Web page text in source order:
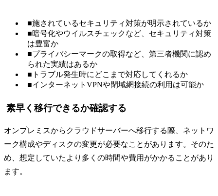
■施されているセキュリティ対策が明示されているか
■暗号化やウイルスチェックなど、セキュリティ対策
は豊富か
■プライバシーマークの取得など、第三者機関に認め
られた実績はあるか
■トラブル発生時にどこまで対応してくれるか
■インターネットVPNや閉域網接続の利用は可能か
素早く移行できるか確認する
オンプレミスからクラウドサーバーへ移行する際、ネットワ
ーク構成やディスクの変更が必要なことがあります。そのた
め、想定していたより多くの時間や費用がかかることがあり
ます。